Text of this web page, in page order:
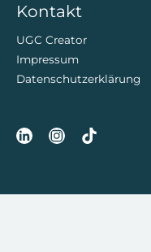
Kontakt
UGC Creator
Impressum
Datenschutzerklärung